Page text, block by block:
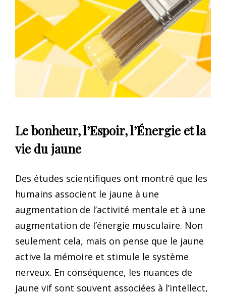
Le bonheur, l’Espoir, l’Énergie et la
vie du jaune
Des études scientifiques ont montré que les
humains associent le jaune à une
augmentation de l’activité mentale et à une
augmentation de l’énergie musculaire. Non
seulement cela, mais on pense que le jaune
active la mémoire et stimule le système
nerveux. En conséquence, les nuances de
jaune vif sont souvent associées à l’intellect,